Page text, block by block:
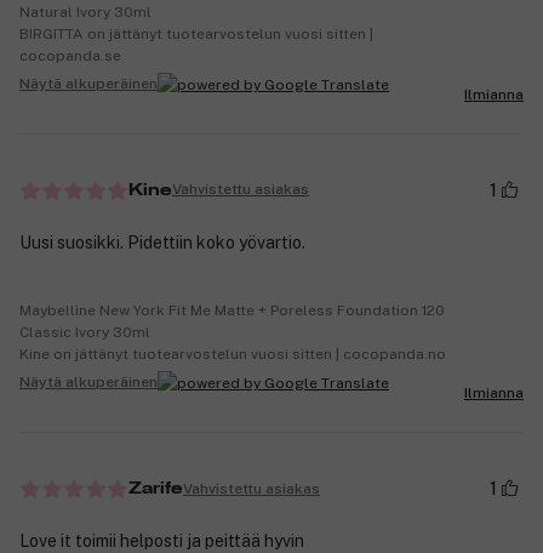
Natural Ivory 30ml
BIRGITTA on jättänyt tuotearvostelun vuosi sitten |
cocopanda.se
Näytä alkuperäinen
Ilmianna
KineVahvistettu asiakas 1
Uusi suosikki. Pidettiin koko yövartio.
Maybelline New York Fit Me Matte + Poreless Foundation 120
Classic Ivory 30ml
Kine on jättänyt tuotearvostelun vuosi sitten | cocopanda.no
Näytä alkuperäinen
Ilmianna
ZarifeVahvistettu asiakas 1
Love it toimii helposti ja peittää hyvin